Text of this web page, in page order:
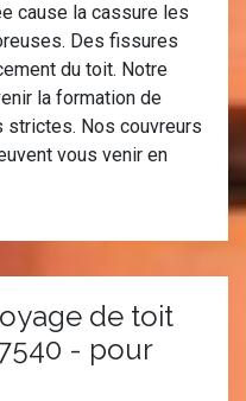
cause la cassure les
Des fissures
du toit. Notre
la formation de
Nos couvreurs
vous venir en
de toit
- pour